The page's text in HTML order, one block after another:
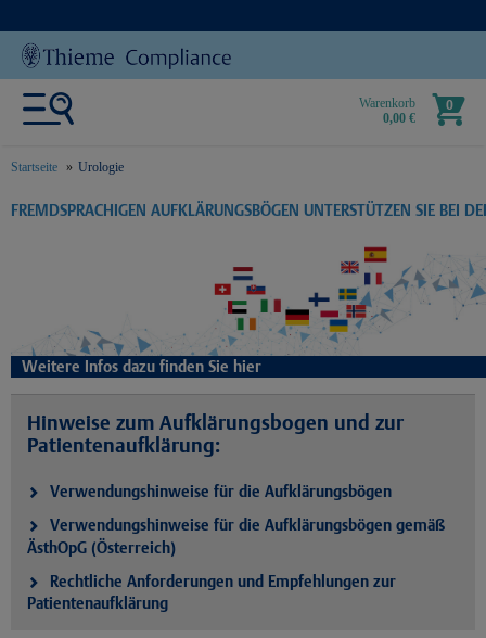
Warenkorb
0,00 €
0
Startseite Urologie
text.skipToContent
text.skipToNavigation
FREMDSPRACHIGEN AUFKLÄRUNGSBÖGEN UNTERSTÜTZEN SIE BEI
Weitere Infos dazu finden Sie hier
Hinweise zum Aufklärungsbogen und zur
Patientenaufklärung:
Verwendungshinweise für die Aufklärungsbögen
Verwendungshinweise für die Aufklärungsbögen gemäß
ÄsthOpG (Österreich)
Rechtliche Anforderungen und Empfehlungen zur
Patientenaufklärung